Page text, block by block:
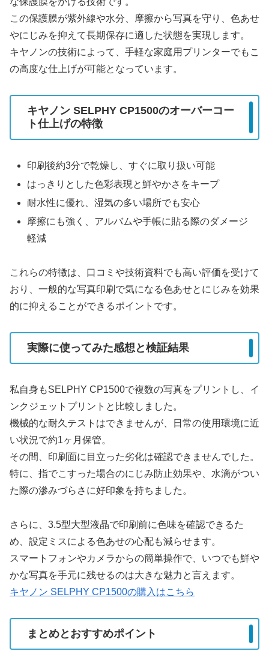
この保護膜が紫外線や水分、摩擦から写真を守り、色あせ
やにじみを抑えて長期保存に適した状態を実現します。
キヤノンの技術によって、手軽な家庭用プリンターでもこ
の高度な仕上げが可能となっています。
キヤノン SELPHY CP1500のオーバーコー
ト仕上げの特徴
印刷後約3分で乾燥し、すぐに取り扱い可能
はっきりとした色彩表現と鮮やかさをキープ
耐水性に優れ、湿気の多い場所でも安心
摩擦にも強く、アルバムや手帳に貼る際のダメージ
軽減
これらの特徴は、口コミや技術資料でも高い評価を受けて
おり、一般的な写真印刷で気になる色あせとにじみを効果
的に抑えることができるポイントです。
実際に使ってみた感想と検証結果
私自身もSELPHY CP1500で複数の写真をプリントし、イ
ンクジェットプリントと比較しました。
機械的な耐久テストはできませんが、日常の使用環境に近
い状況で約1ヶ月保管。
その間、印刷面に目立った劣化は確認できませんでした。
特に、指でこすった場合のにじみ防止効果や、水滴がつい
た際の滲みづらさに好印象を持ちました。
さらに、3.5型大型液晶で印刷前に色味を確認できるた
め、設定ミスによる色あせの心配も減らせます。
スマートフォンやカメラからの簡単操作で、いつでも鮮や
かな写真を手元に残せるのは大きな魅力と言えます。
キヤノン SELPHY CP1500の購入はこちら
まとめとおすすめポイント